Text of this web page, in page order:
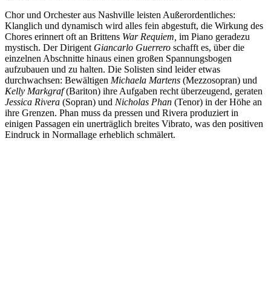
Chor und Orchester aus Nashville leisten Außerordentliches:
Klanglich und dynamisch wird alles fein abgestuft, die Wirkung des
Chores erinnert oft an Brittens War Requiem, im Piano geradezu
mystisch. Der Dirigent Giancarlo Guerrero schafft es, über die
einzelnen Abschnitte hinaus einen großen Spannungsbogen
aufzubauen und zu halten. Die Solisten sind leider etwas
durchwachsen: Bewältigen Michaela Martens (Mezzosopran) und
Kelly Markgraf(Bariton) ihre Aufgaben recht überzeugend, geraten
Jessica Rivera (Sopran) und Nicholas Phan (Tenor) in der Höhe an
ihre Grenzen. Phan muss da pressen und Rivera produziert in
einigen Passagen ein unerträglich breites Vibrato, was den positiven
Eindruck in Normallage erheblich schmälert.